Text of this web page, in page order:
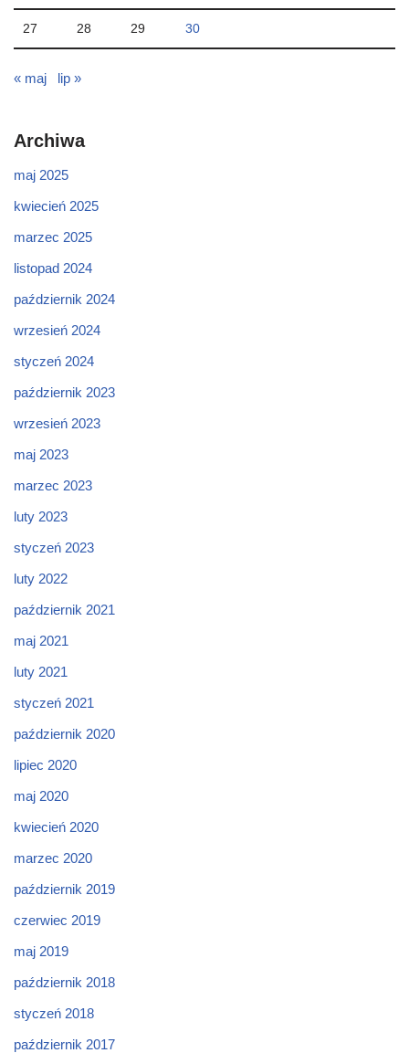
27 28 29 30
« maj lip »
Archiwa
maj 2025
kwiecień 2025
marzec 2025
listopad 2024
październik 2024
wrzesień 2024
styczeń 2024
październik 2023
wrzesień 2023
maj 2023
marzec 2023
luty 2023
styczeń 2023
luty 2022
październik 2021
maj 2021
luty 2021
styczeń 2021
październik 2020
lipiec 2020
maj 2020
kwiecień 2020
marzec 2020
październik 2019
czerwiec 2019
maj 2019
październik 2018
styczeń 2018
październik 2017